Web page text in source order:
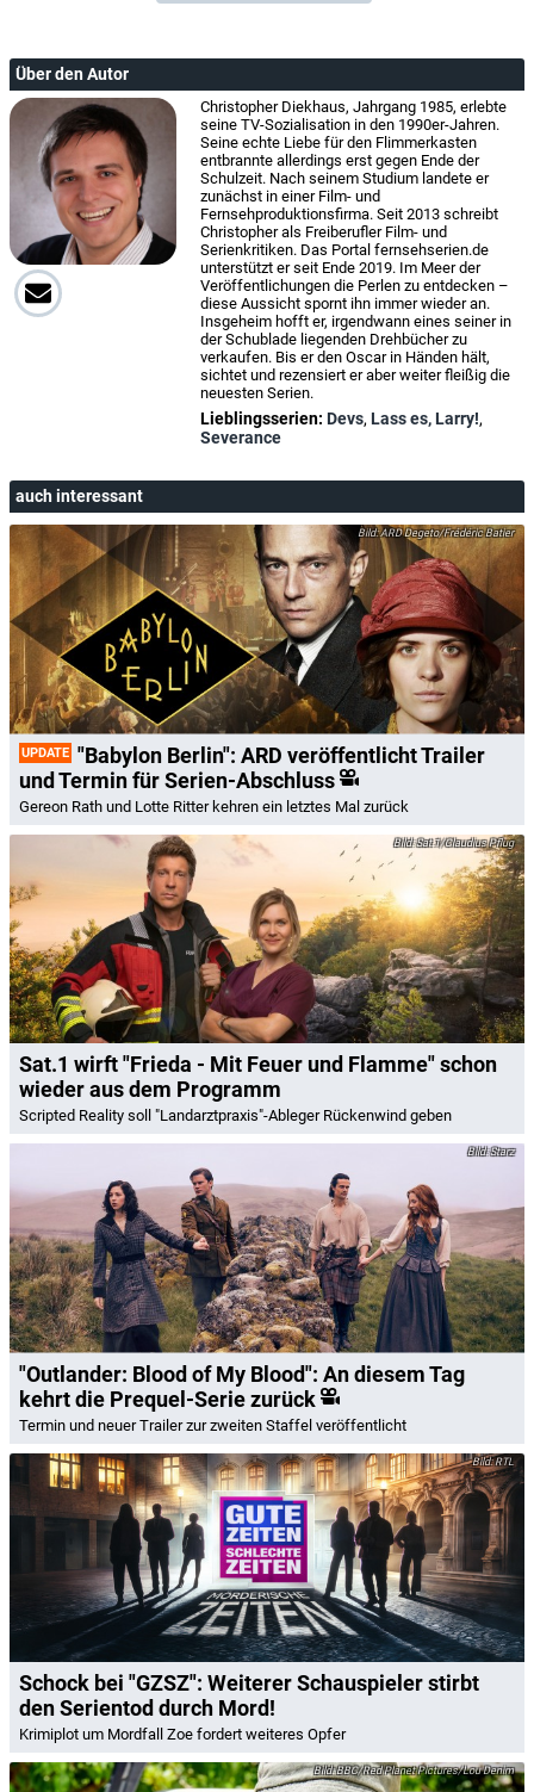
Über den Autor
Christopher Diekhaus, Jahrgang 1985, erlebte
seine TV-Sozialisation in den 1990er-Jahren.
Seine echte Liebe für den Flimmerkasten
entbrannte allerdings erst gegen Ende der
Schulzeit. Nach seinem Studium landete er
zunächst in einer Film- und
Fernsehproduktionsfirma. Seit 2013 schreibt
Christopher als Freiberufler Film- und
Serienkritiken. Das Portal fernsehserien.de
unterstützt er seit Ende 2019. Im Meer der
Veröffentlichungen die Perlen zu entdecken –
diese Aussicht spornt ihn immer wieder an.
Insgeheim hofft er, irgendwann eines seiner in
der Schublade liegenden Drehbücher zu
verkaufen. Bis er den Oscar in Händen hält,
sichtet und rezensiert er aber weiter fleißig die
neuesten Serien.
Lieblingsserien: Devs, Lass es, Larry!,
Severance
auch interessant
ARD Degeto/Frédéric Batier
UPDATE "Babylon Berlin": ARD veröffentlicht Trailer
und Termin für Serien-Abschluss
Gereon Rath und Lotte Ritter kehren ein letztes Mal zurück
Sat.1/Claudius Pflug
Sat.1 wirft "Frieda - Mit Feuer und Flamme" schon
wieder aus dem Programm
Scripted Reality soll "Landarztpraxis"-Ableger Rückenwind geben
Starz
"Outlander: Blood of My Blood": An diesem Tag
kehrt die Prequel-Serie zurück
Termin und neuer Trailer zur zweiten Staffel veröffentlicht
RTL
Schock bei "GZSZ": Weiterer Schauspieler stirbt
den Serientod durch Mord!
Krimiplot um Mordfall Zoe fordert weiteres Opfer
BBC/Red Planet Pictures/Lou Denim